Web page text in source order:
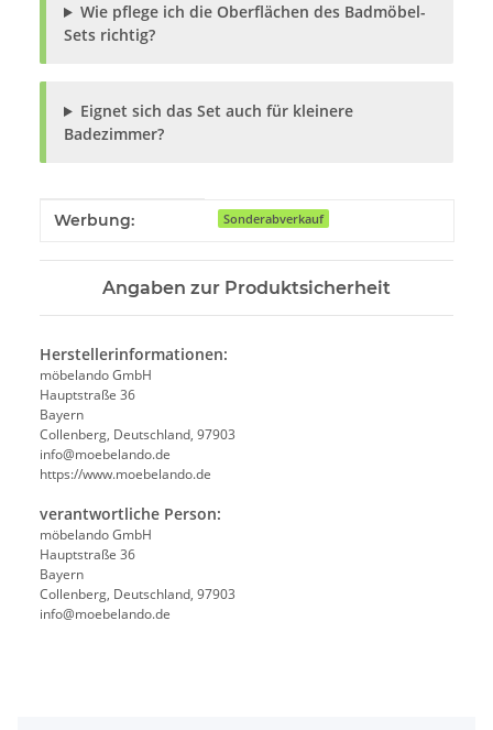
Wie pflege ich die Oberflächen des Badmöbel-
Sets richtig?
Eignet sich das Set auch für kleinere
Badezimmer?
Produkteigenschaft
Wert
Werbung: Sonderabverkauf
Angaben zur Produktsicherheit
Herstellerinformationen:
möbelando GmbH
Hauptstraße 36
Bayern
Collenberg, Deutschland, 97903
info@moebelando.de
https://www.moebelando.de
verantwortliche Person:
möbelando GmbH
Hauptstraße 36
Bayern
Collenberg, Deutschland, 97903
info@moebelando.de